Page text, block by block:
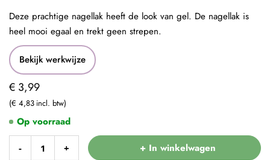
Bekijk werkwijze
€ 3,99
€ 4,83
- + + In winkelwagen
Op voorraad
Deze prachtige nagellak heeft de look van gel. De nagellak is
heel mooi egaal en trekt geen strepen.